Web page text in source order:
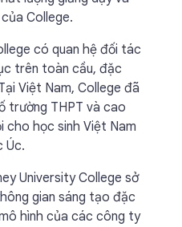
College.
có quan hệ đối tác
trên toàn cầu, đặc
Việt Nam, College đã
trường THPT và cao
cho học sinh Việt Nam
Úc.
University College sở
gian sáng tạo đặc
hình của các công ty